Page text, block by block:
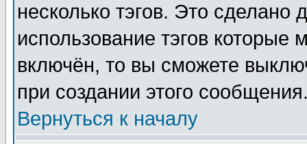
несколько тэгов. Это сделано
использование тэгов
включён, то вы сможете
при создании этого
Вернуться к началу